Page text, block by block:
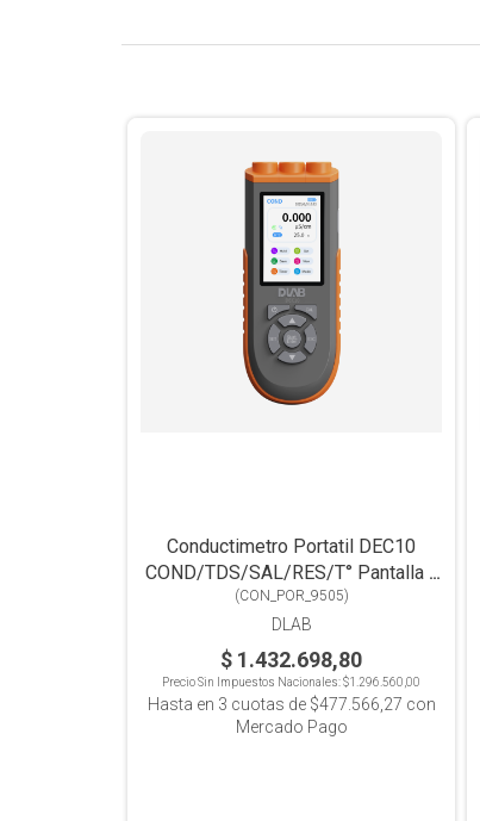
Conductimetro Portatil DEC10
COND/TDS/SAL/RES/T° Pantalla a
Color
(CON_POR_9505)
DLAB
$ 1.432.698,80
Precio Sin Impuestos Nacionales:$1.296.560,00
Hasta en 3 cuotas de $477.566,27 con
Mercado Pago